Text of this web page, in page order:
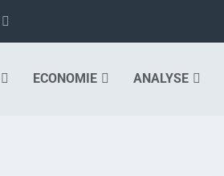
ECONOMIE ANALYSE